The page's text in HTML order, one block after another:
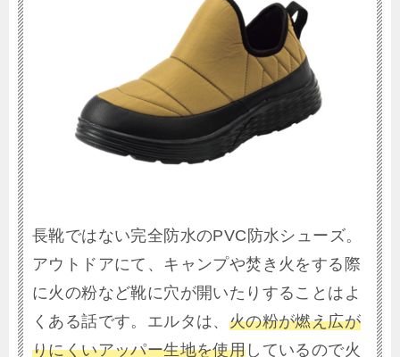
長靴ではない完全防水のPVC防水シューズ。
アウトドアにて、キャンプや焚き火をする際
に火の粉など靴に穴が開いたりすることはよ
くある話です。エルタは、 火の粉が燃え広が
りにくいアッパー生地を使用 しているので火